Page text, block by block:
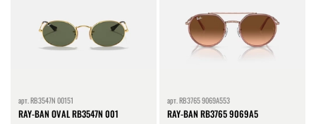
арт.RB3547N 00151
RAY-BAN OVAL RB3547N 001
арт. RB3765 9069A553
RAY-BAN RB3765 9069A5